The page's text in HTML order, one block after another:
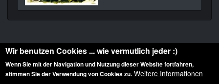
Diese Website ist urheberrechtlich geschützt: © 2010-2026 der Film Noir de. Alle
Wir benutzen Cookies ... wie vermutlich jeder :)
Wenn Sie mit der Navigation und Nutzung dieser Website fortfahren,
stimmen Sie der Verwendung von Cookies zu. Weitere Informationen